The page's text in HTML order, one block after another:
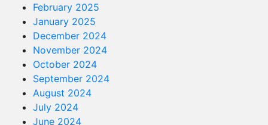
February 2025
January 2025
December 2024
November 2024
October 2024
September 2024
August 2024
July 2024
June 2024